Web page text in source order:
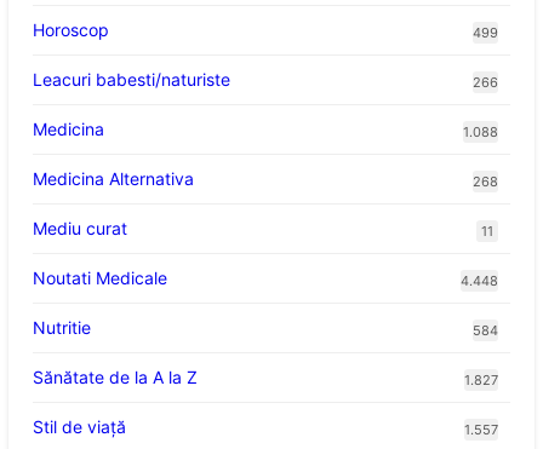
Horoscop 499
Leacuri babesti/naturiste 266
Medicina 1.088
Medicina Alternativa 268
Mediu curat 11
Noutati Medicale 4.448
Nutritie 584
Sănătate de la A la Z 1.827
Stil de viaţă 1.557